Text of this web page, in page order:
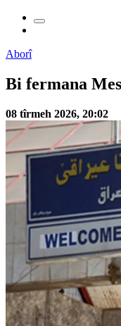
Aborî
Bi fermana
08 tîrmeh 2026, 20:02